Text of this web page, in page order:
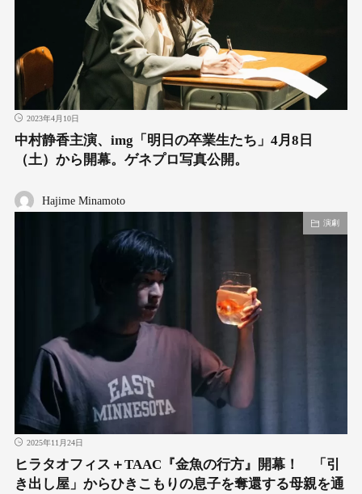
2023年4月10日
中村静香主演、img「明日の卒業生たち」4月8日
（土）から開幕。ゲネプロ写真公開。
Hajime Minamoto
演劇
2025年11月24日
ヒラタオフィス＋TAAC『金魚の行方』開幕！ 「引
き出し屋」からひきこもりの息子を奪還する母親を通